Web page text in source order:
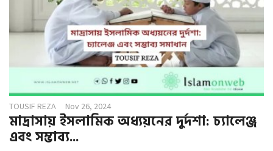
TOUSIF REZA Nov 26, 2024
মাদ্রাসায় ইসলামিক অধ্যয়নের দুর্দশা: চ্যালেঞ্জ
এবং সম্ভাব্য...